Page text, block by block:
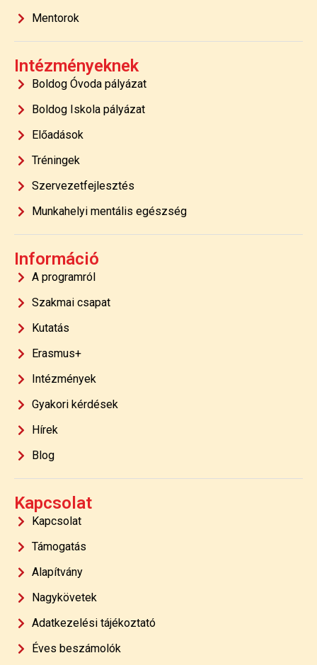
Mentorok
Intézményeknek
Boldog Óvoda pályázat
Boldog Iskola pályázat
Előadások
Tréningek
Szervezetfejlesztés
Munkahelyi mentális egészség
Információ
A programról
Szakmai csapat
Kutatás
Erasmus+
Intézmények
Gyakori kérdések
Hírek
Blog
Kapcsolat
Kapcsolat
Támogatás
Alapítvány
Nagykövetek
Adatkezelési tájékoztató
Éves beszámolók